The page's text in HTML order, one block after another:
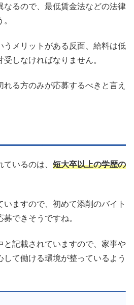
なるので、最低賃金法などの法律
うメリットがある反面、給料は低
しなければなりません。
る方のみが応募するべきと言え
いるのは、 短大卒以上の学歴の
ますので、初めて添削のバイト
できそうですね。
と記載されていますので、家事や
て働ける環境が整っているよう